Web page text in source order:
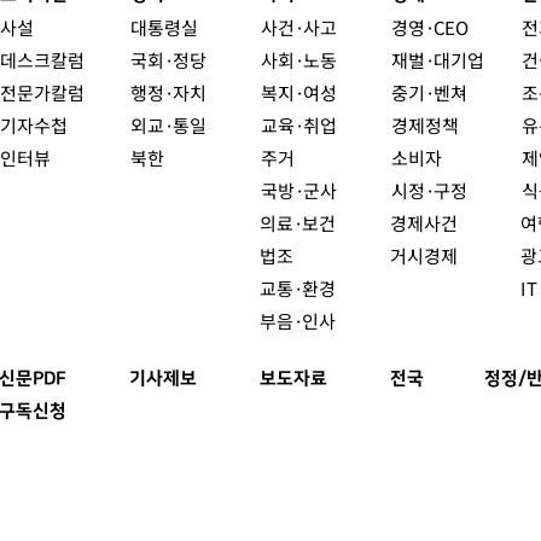
사설
데스크칼럼
전문가칼럼
기자수첩
인터뷰
대통령실
국회·정당
행정·자치
외교·통일
북한
사건·사고
사회·노동
복지·여성
교육·취업
주거
국방·군사
의료·보건
법조
교통·환경
부음·인사
경영·CEO
재벌·대기업
중기·벤쳐
경제정책
소비자
시정·구정
경제사건
거시경제
신문PDF
구독신청
기사제보 보도자료 전국 정정/